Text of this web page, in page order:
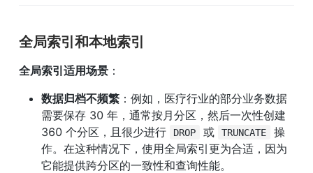
全局索引和本地索引
全局索引适用场景 ：
数据归档不频繁 ：例如，医疗行业的部分业务数据
需要保存 30 年，通常按月分区，然后一次性创建
360 个分区，且很少进行
DROP 或 TRUNCATE
操
作。在这种情况下，使用全局索引更为合适，因为
它能提供跨分区的一致性和查询性能。